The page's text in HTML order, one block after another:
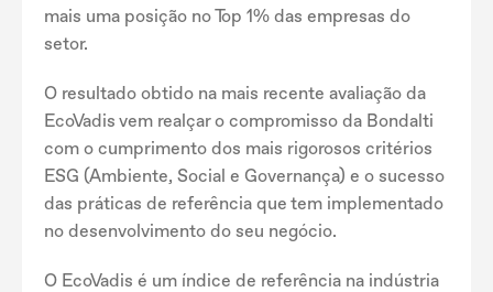
mais uma posição no Top 1% das empresas do
setor.
O resultado obtido na mais recente avaliação da
EcoVadis vem realçar o compromisso da Bondalti
com o cumprimento dos mais rigorosos critérios
ESG (Ambiente, Social e Governança) e o sucesso
das práticas de referência que tem implementado
no desenvolvimento do seu negócio.
O EcoVadis é um índice de referência na indústria